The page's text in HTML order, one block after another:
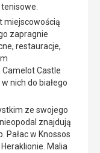
miejscowością
zapragnie
restauracje,
Camelot Castle
nich do białego
ze swojego
znajdują
Pałac w Knossos
Malia